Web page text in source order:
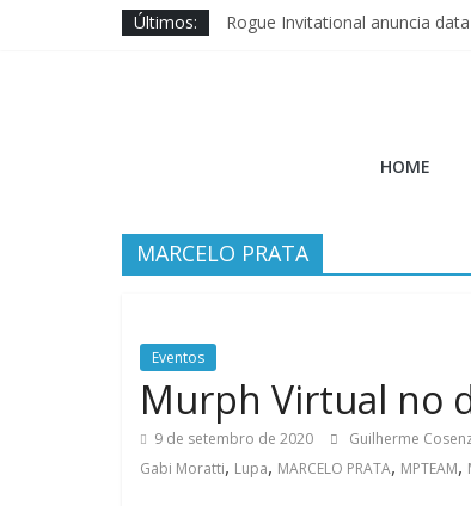
Últimos:
Rogue Invitational anuncia
Burpee
Hora
Burpee
HOME
MARCELO PRATA
Eventos
Murph Virtual no
9 de setembro de 2020 Guilherme
Gabi Moratti, Lupa, MARCELO PRATA, MPTEAM,